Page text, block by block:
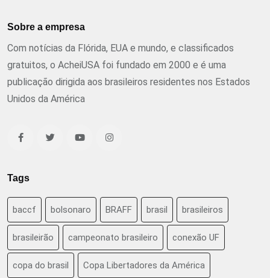
Sobre a empresa
Com notícias da Flórida, EUA e mundo, e classificados
gratuitos, o AcheiUSA foi fundado em 2000 e é uma
publicação dirigida aos brasileiros residentes nos Estados
Unidos da América
Tags
baccf bolsonaro BRAFF brasil brasileiros
brasileirão campeonato brasileiro conexão UF
copa do brasil Copa Libertadores da América